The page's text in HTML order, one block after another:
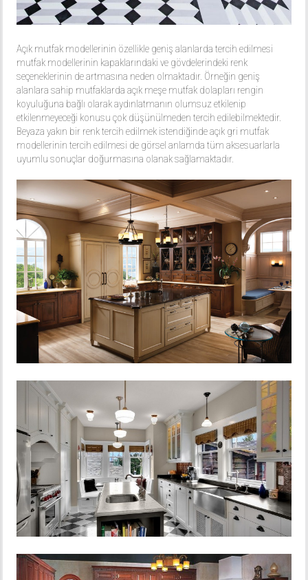
Açık mutfak modellerinin özellikle geniş alanlarda tercih edilmesi
mutfak modellerinin kapaklarındaki ve gövdelerindeki renk
seçeneklerinin de artmasına neden olmaktadır. Örneğin geniş
alanlara sahip mutfaklarda açık meşe mutfak dolapları rengin
koyuluğuna bağlı olarak aydınlatmanın olumsuz etkilenip
etkilenmeyeceği konusu çok düşünülmeden tercih edilebilmektedir.
Beyaza yakın bir renk tercih edilmek istendiğinde açık gri mutfak
modellerinin tercih edilmesi de görsel anlamda tüm aksesuarlarla
uyumlu sonuçlar doğurmasına olanak sağlamaktadır.